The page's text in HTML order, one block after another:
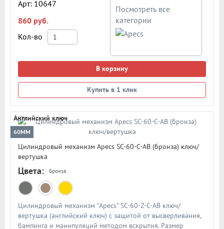
Арт: 10647
860 руб.
Кол-во
Посмотреть все
категории
В корзину
Купить в 1 клик
Английский ключ
60ММ
Цилиндровый механизм Apecs SC-60-C-AB (бронза) ключ/
вертушка
Цвета: Бронза
Цилиндровый механизм "Apecs" SC-60-Z-C-AB ключ/
вертушка (английский ключ) с защитой от высверливания,
бампинга и манипуляций методом вскрытия. Размер